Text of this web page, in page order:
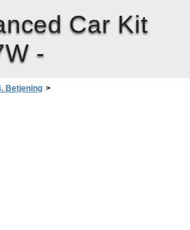
Car Kit
-
Betjening >